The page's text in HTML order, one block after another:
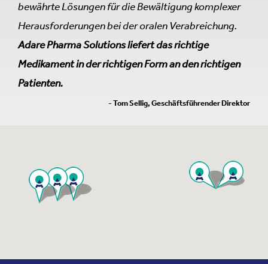
bewährte Lösungen für die Bewältigung komplexer
Herausforderungen bei der oralen Verabreichung.
Adare Pharma Solutions liefert das richtige
Medikament in der richtigen Form an den richtigen
Patienten.
- Tom Sellig, Geschäftsführender Direktor